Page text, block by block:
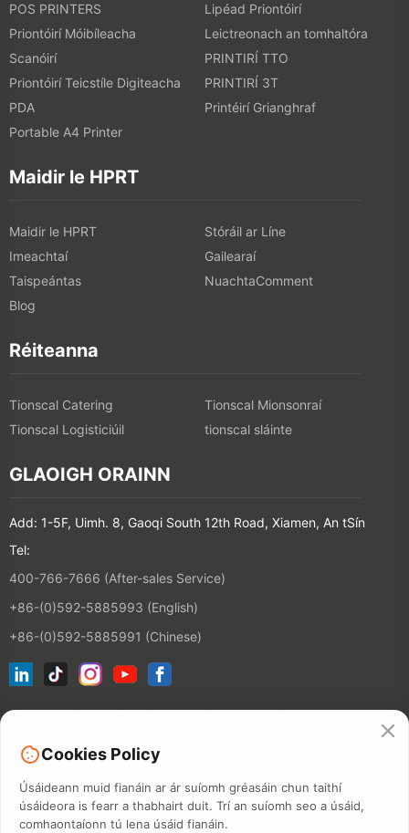
POS PRINTERS
Lipéad Priontóirí
Priontóirí Móibíleacha
Leictreonach an tomhaltóra
Scanóirí
PRINTIRÍ TTO
Priontóirí Teicstíle Digiteacha
PRINTIRÍ 3T
PDA
Printéirí Grianghraf
Portable A4 Printer
Maidir le HPRT
Maidir le HPRT
Stóráil ar Líne
Imeachtaí
Gailearaí
Taispeántas
NuachtaComment
Blog
Réiteanna
Tionscal Catering
Tionscal Mionsonraí
Tionscal Logisticiúil
tionscal sláinte
GLAOIGH ORAINN
Add: 1-5F, Uimh. 8, Gaoqi South 12th Road, Xiamen, An tSín
Tel:
400-766-7666 (After-sales Service)
+86-(0)592-5885993 (English)
+86-(0)592-5885991 (Chinese)
Cookies Policy
Úsáideann muid fianáin ar ár suíomh gréasáin chun taithí
úsáideora is fearr a thabhairt duit. Trí an suíomh seo a úsáid,
comhaontaíonn tú lena úsáid fianáin.